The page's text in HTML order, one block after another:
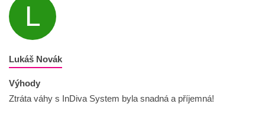
L
Lukáš Novák
Výhody
Ztráta váhy s InDiva System byla snadná a příjemná!